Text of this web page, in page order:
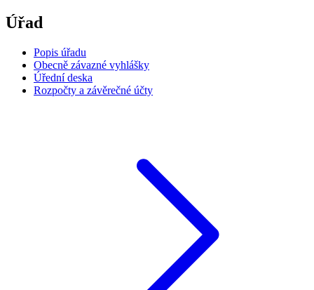
Úřad
Popis úřadu
Obecně závazné vyhlášky
Úřední deska
Rozpočty a závěrečné účty